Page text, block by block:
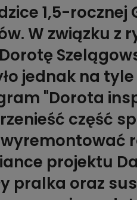
1,5-
W związku z
jednak na
"Dorota
część
projektu
pralka oraz